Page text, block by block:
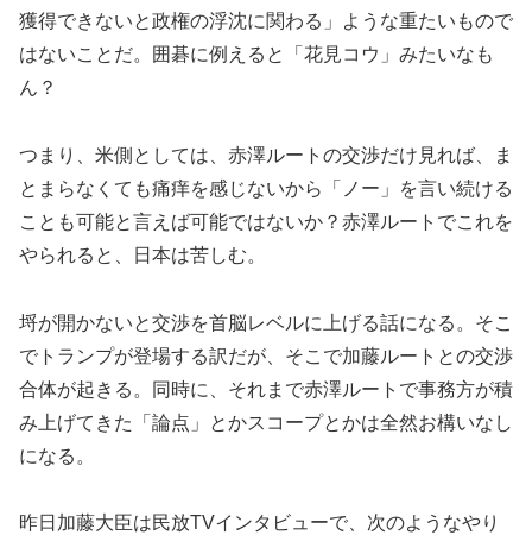
獲得できないと政権の浮沈に関わる」ような重たいもので
はないことだ。囲碁に例えると「花見コウ」みたいなも
ん？
つまり、米側としては、赤澤ルートの交渉だけ見れば、ま
とまらなくても痛痒を感じないから「ノー」を言い続ける
ことも可能と言えば可能ではないか？赤澤ルートでこれを
やられると、日本は苦しむ。
埒が開かないと交渉を首脳レベルに上げる話になる。そこ
でトランプが登場する訳だが、そこで加藤ルートとの交渉
合体が起きる。同時に、それまで赤澤ルートで事務方が積
み上げてきた「論点」とかスコープとかは全然お構いなし
になる。
昨日加藤大臣は民放TVインタビューで、次のようなやり